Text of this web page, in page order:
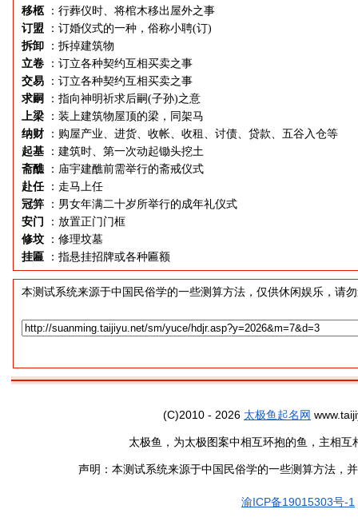
移柩
：行葬仪时、将棺木移出屋外之事
订盟
：订婚仪式的一种，俗称小聘(订)
拆卸
：拆掉建筑物
立卷
：订立各种契约互相买卖之事
交易
：订立各种契约互相买卖之事
求嗣
：指向神明祈求后嗣(子孙)之意
上梁
：装上建筑物屋顶的梁，同架马
纳财
：购屋产业、进货、收帐、收租、讨债、贷款、五谷入仓等
起基
：建筑时、第一次动起锄头挖土
斋醮 ：庙宇建醮前需举行的斋戒仪式
赴任 ：走马上任
冠笄
：男女年满二十岁所举行的成年礼仪式
安门
：放置正门门框
修坟
：修理坟墓
挂匾
：指悬挂招牌或各种匾额
本测试系统来源于中国民俗学的一些测算方法，仅供休闲娱乐，请
(C)2010 - 2026 太极鱼起名网
太极鱼，为太极图案中相互环抱的鱼，主相
声明：本测试系统来源于中国民俗学的一些测算方法，
渝ICP备19015303号-1